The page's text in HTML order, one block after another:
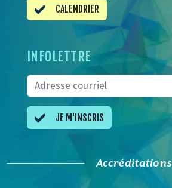
CALENDRIER
INFOLETTRE
JE M'INSCRIS
Accréditations